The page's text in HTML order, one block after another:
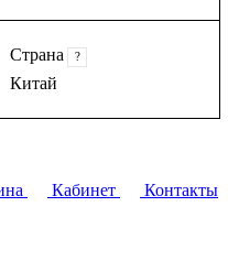
Страна ?
Китай
Кабинет
Контакты